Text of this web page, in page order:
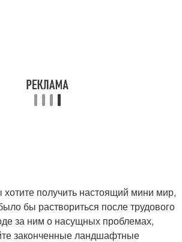
получить настоящий мини мир,
бы раствориться после трудового
за ним о насущных проблемах,
законченные ландшафтные